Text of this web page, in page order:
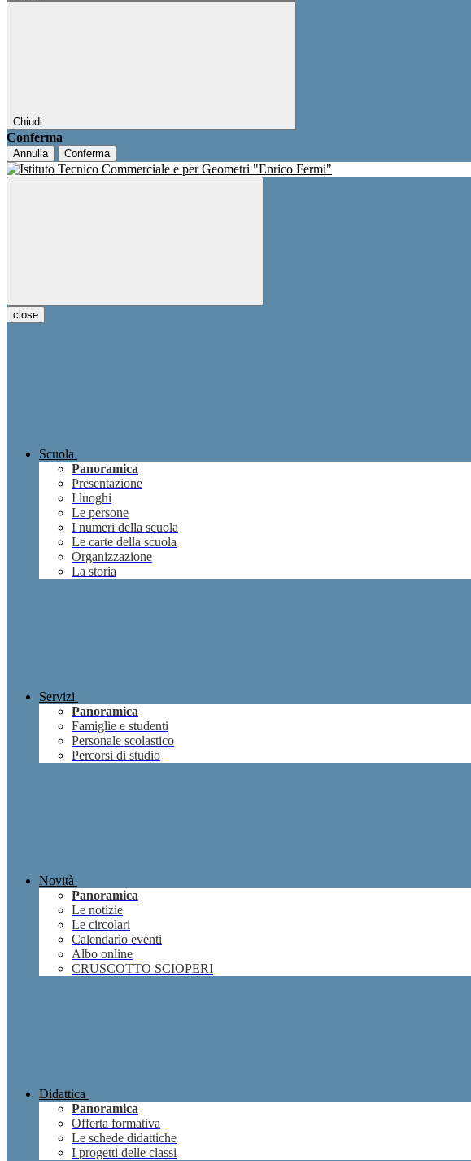
Chiudi
Conferma
Annulla Conferma
close
Scuola
Panoramica
Presentazione
I luoghi
Le persone
I numeri della scuola
Le carte della scuola
Organizzazione
La storia
Servizi
Panoramica
Famiglie e studenti
Personale scolastico
Percorsi di studio
Novità
Panoramica
Le notizie
Le circolari
Calendario eventi
Albo online
CRUSCOTTO SCIOPERI
Didattica
Panoramica
Offerta formativa
Le schede didattiche
I progetti delle classi